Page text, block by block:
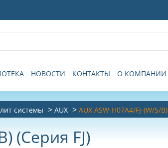
НОВОСТИ КОНТАКТЫ О КОМПАНИИ
системы AUX AUX ASW-H07A4/FJ-(W/S/B)
(Серия FJ)